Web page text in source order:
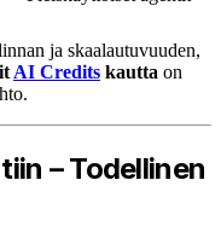
ja skaalautuvuuden,
AI Credits kautta on
– Todellinen